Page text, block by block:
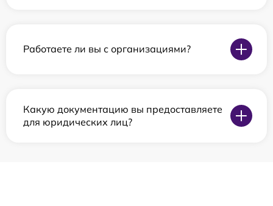
Работаете ли вы с организациями?
Какую документацию вы предоставляете
для юридических лиц?